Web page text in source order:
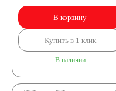
В корзину
Купить в 1 клик
В наличии